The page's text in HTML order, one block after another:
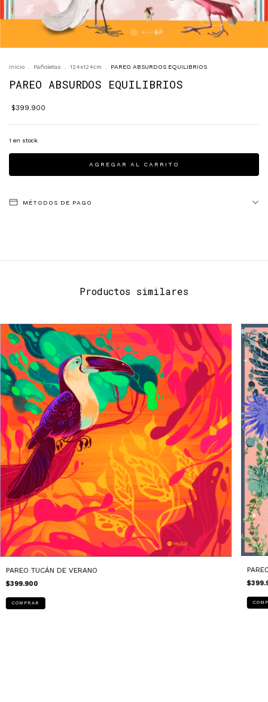
Inicio . Pañoletas . 124x124cm . PAREO ABSURDOS EQUILIBRIOS
PAREO ABSURDOS EQUILIBRIOS
$399.900
1 en stock
MÉTODOS DE PAGO
Productos similares
PAREO TUCÁN DE VERANO
$399.900